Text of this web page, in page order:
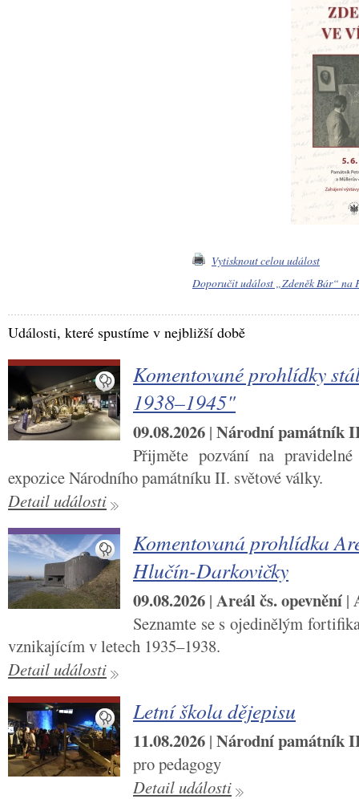
Vytisknout celou událost
Doporučit událost „Zdeněk Bár“ na
Události, které spustíme v nejbližší době
Komentované prohlídky
1938–1945"
09.08.2026 | Národní památník
Přijměte pozvání na
expozice Národního památníku II. světové války.
Detail události
Komentovaná prohlídka
Hlučín-Darkovičky
09.08.2026 | Areál čs. opevnění |
Seznamte se s ojedinělým
vznikajícím v letech 1935–1938.
Detail události
Letní škola dějepisu
11.08.2026 | Národní památník
pro pedagogy
Detail události